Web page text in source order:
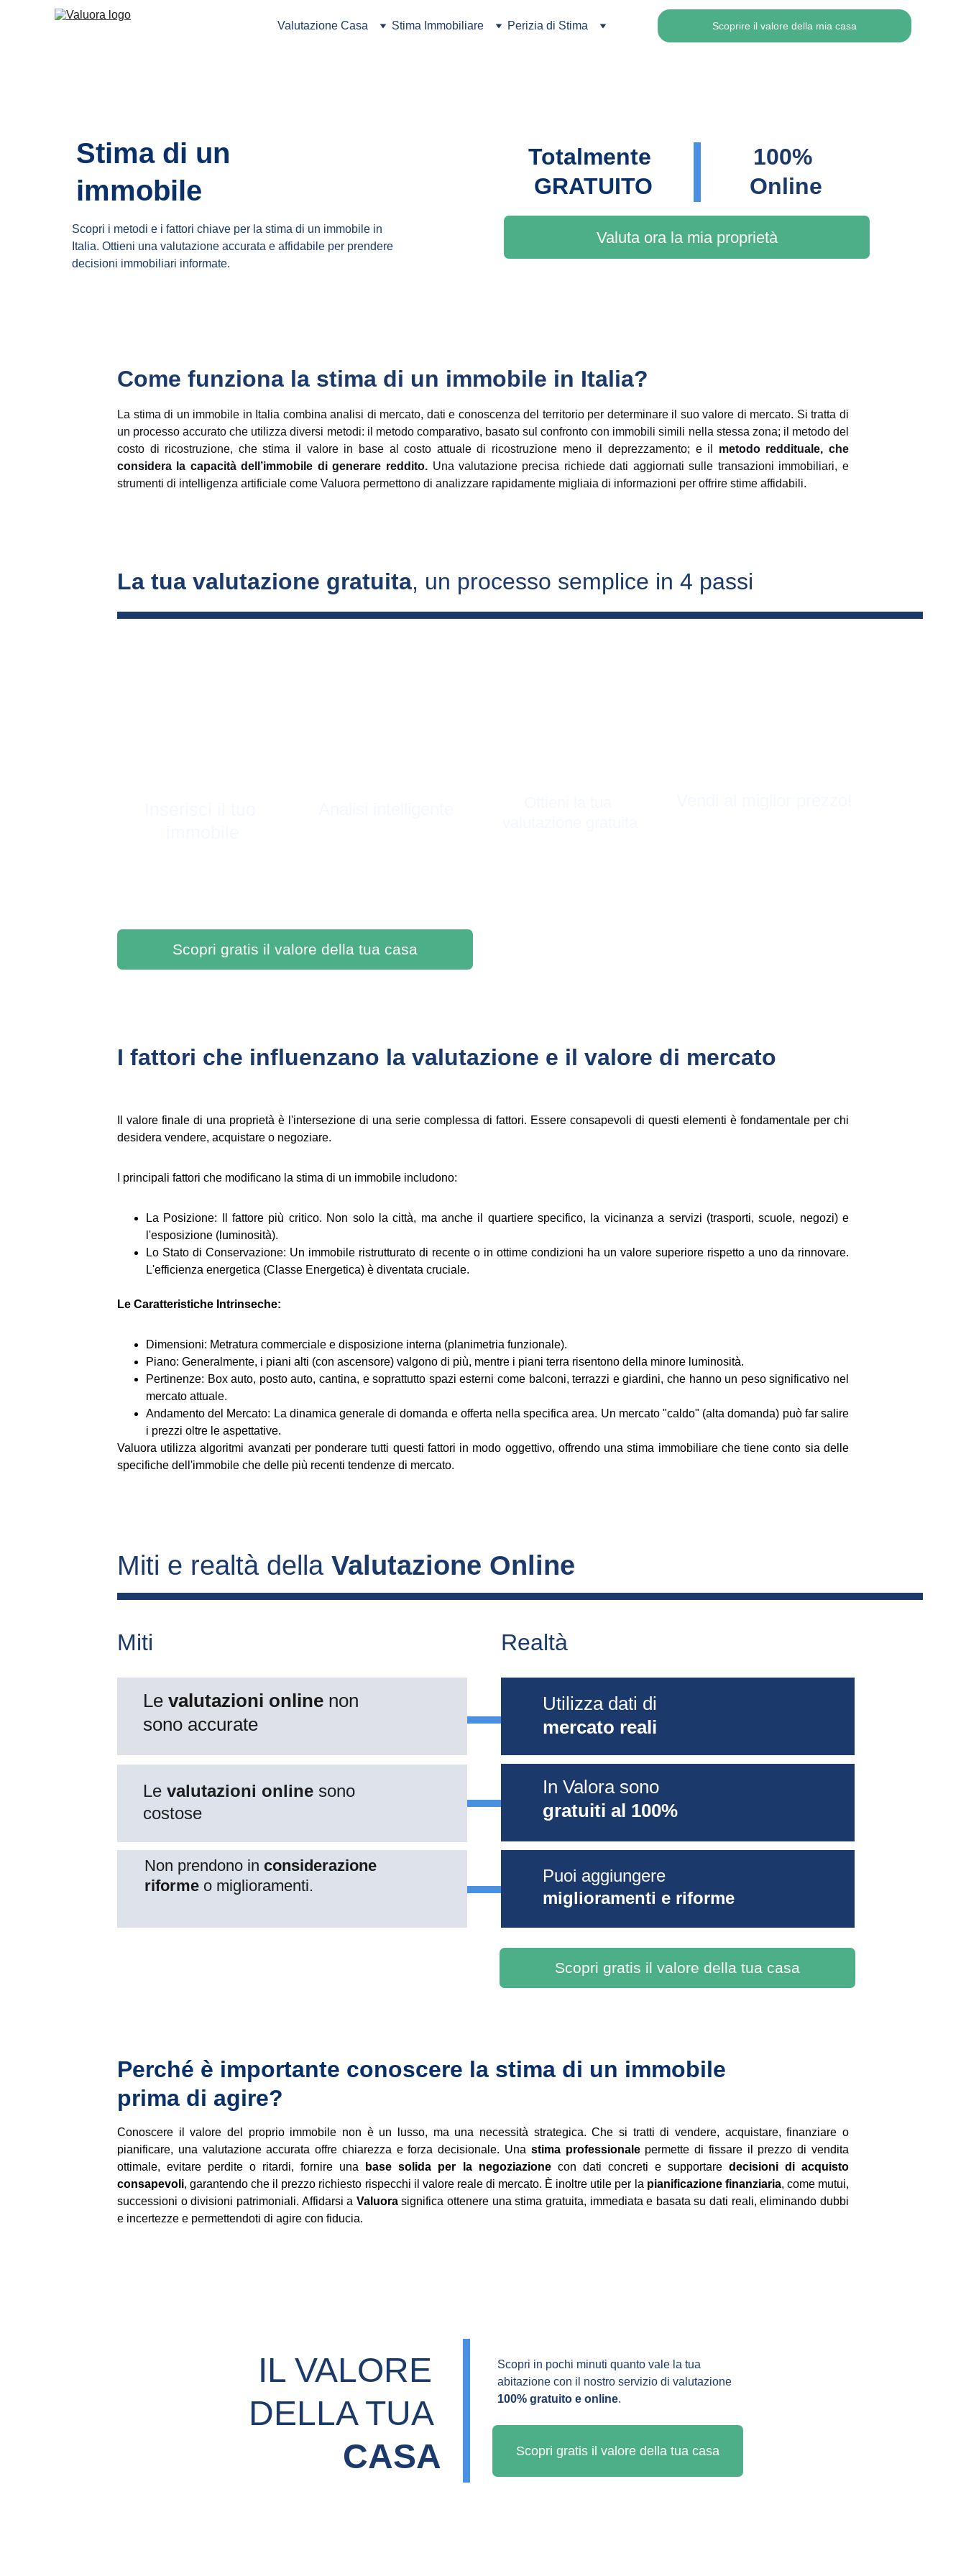
Valutazione Casa Stima Immobiliare Perizia di Stima Scoprire il valore della mia casa
Scopri i metodi e i fattori chiave per la stima di un immobile in
Italia. Ottieni una valutazione accurata e affidabile per prendere
decisioni immobiliari informate.
Stima di un
immobile
Totalmente
GRATUITO
100%
Online
Valuta ora la mia proprietà
Come funziona la stima di un immobile in Italia?
La stima di un immobile in Italia combina analisi di mercato, dati e conoscenza del territorio per determinare il suo valore di mercato. Si tratta di
un processo accurato che utilizza diversi metodi: il metodo comparativo, basato sul confronto con immobili simili nella stessa zona; il metodo del
costo di ricostruzione, che stima il valore in base al costo attuale di ricostruzione meno il deprezzamento; e il
metodo reddituale, che
considera la capacità dell’immobile di generare reddito. Una valutazione precisa richiede dati aggiornati sulle transazioni immobiliari, e
strumenti di intelligenza artificiale come Valuora permettono di analizzare rapidamente migliaia di informazioni per offrire stime affidabili.
Scopri gratis il valore della tua casa
La tua valutazione gratuita, un processo semplice in 4 passi
I fattori che influenzano la valutazione e il valore di mercato
Il valore finale di una proprietà è l'intersezione di una serie complessa di fattori. Essere consapevoli di questi elementi è fondamentale per chi
desidera vendere, acquistare o negoziare.
I principali fattori che modificano la stima di un immobile includono:
La Posizione: Il fattore più critico. Non solo la città, ma anche il quartiere specifico, la vicinanza a servizi (trasporti, scuole, negozi) e
l'esposizione (luminosità).
Lo Stato di Conservazione: Un immobile ristrutturato di recente o in ottime condizioni ha un valore superiore rispetto a uno da rinnovare.
L'efficienza energetica (Classe Energetica) è diventata cruciale.
Le Caratteristiche Intrinseche:
Dimensioni: Metratura commerciale e disposizione interna (planimetria funzionale).
Piano: Generalmente, i piani alti (con ascensore) valgono di più, mentre i piani terra risentono della minore luminosità.
Pertinenze: Box auto, posto auto, cantina, e soprattutto spazi esterni come balconi, terrazzi e giardini, che hanno un peso significativo nel
mercato attuale.
Andamento del Mercato: La dinamica generale di domanda e offerta nella specifica area. Un mercato "caldo" (alta domanda) può far salire
i prezzi oltre le aspettative.
Valuora utilizza algoritmi avanzati per ponderare tutti questi fattori in modo oggettivo, offrendo una stima immobiliare che tiene conto sia delle
specifiche dell'immobile che delle più recenti tendenze di mercato.
Scopri gratis il valore della tua casa
Miti e realtà della Valutazione Online
Miti Realtà
Le valutazioni online non
sono accurate
Le valutazioni online sono
costose
Non prendono in considerazione
riforme o miglioramenti.
Utilizza dati di
mercato reali
In Valora sono
gratuiti al 100%
Puoi aggiungere
miglioramenti e riforme
Perché è importante conoscere la stima di un immobile
prima di agire?
Conoscere il valore del proprio immobile non è un lusso, ma una necessità strategica. Che si tratti di vendere, acquistare, finanziare o
pianificare, una valutazione accurata offre chiarezza e forza decisionale. Una stima professionalepermette di fissare il prezzo di vendita
ottimale, evitare perdite o ritardi, fornire una
base solida per la negoziazionecon dati concreti e supportare decisioni di acquisto
consapevoli, garantendo che il prezzo richiesto rispecchi il valore reale di mercato. È inoltre utile per la pianificazione finanziaria, come mutui,
successioni o divisioni patrimoniali. Affidarsi a Valuorasignifica ottenere una stima gratuita, immediata e basata su dati reali, eliminando dubbi
e incertezze e permettendoti di agire con fiducia.
IL VALORE
DELLA TUA
CASA
Scopri gratis il valore della tua casa
Scopri in pochi minuti quanto vale la tua
abitazione con il nostro servizio di valutazione
100% gratuito e online.